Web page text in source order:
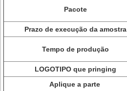
Pacote
Prazo de execução da amostra
Tempo de produção
LOGOTIPO que pringing
Aplique a parte